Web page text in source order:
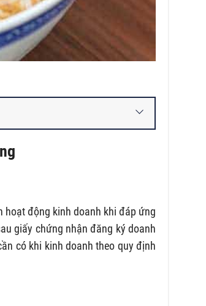
hoạt động kinh doanh khi đáp ứng
giấy chứng nhận đăng ký doanh
có khi kinh doanh theo quy định